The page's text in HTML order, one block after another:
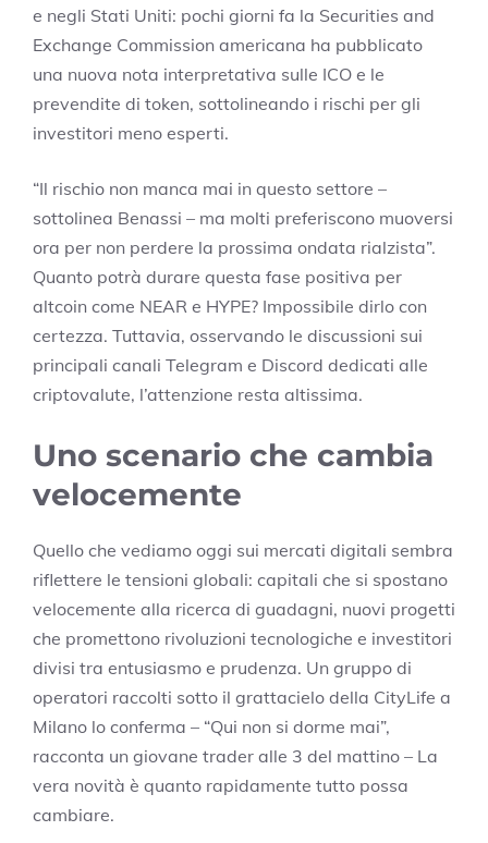
e negli Stati Uniti: pochi giorni fa la Securities and
Exchange Commission americana ha pubblicato
una nuova nota interpretativa sulle ICO e le
prevendite di token, sottolineando i rischi per gli
investitori meno esperti.
“Il rischio non manca mai in questo settore –
sottolinea Benassi – ma molti preferiscono muoversi
ora per non perdere la prossima ondata rialzista”.
Quanto potrà durare questa fase positiva per
altcoin come NEAR e HYPE? Impossibile dirlo con
certezza. Tuttavia, osservando le discussioni sui
principali canali Telegram e Discord dedicati alle
criptovalute, l’attenzione resta altissima.
Uno scenario che cambia
velocemente
Quello che vediamo oggi sui mercati digitali sembra
riflettere le tensioni globali: capitali che si spostano
velocemente alla ricerca di guadagni, nuovi progetti
che promettono rivoluzioni tecnologiche e investitori
divisi tra entusiasmo e prudenza. Un gruppo di
operatori raccolti sotto il grattacielo della CityLife a
Milano lo conferma – “Qui non si dorme mai”,
racconta un giovane trader alle 3 del mattino – La
vera novità è quanto rapidamente tutto possa
cambiare.